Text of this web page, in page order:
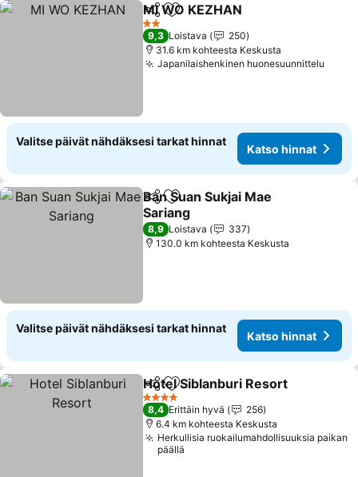
Jaa Lisää suosikkeihin
MI WO KEZHAN
2 Tähtiluokitus
9,3 Loistava
250
31.6 km kohteesta Keskusta
Japanilaishenkinen huonesuunnittelu
Valitse päivät nähdäksesi tarkat hinnat
Katso hinnat
Jaa Lisää suosikkeihin
Ban Suan Sukjai Mae
Sariang
8,9 Loistava
337
130.0 km kohteesta Keskusta
Valitse päivät nähdäksesi tarkat hinnat
Katso hinnat
Jaa Lisää suosikkeihin
Hotel Siblanburi Resort
4 Tähtiluokitus
8,4 Erittäin hyvä
256
6.4 km kohteesta Keskusta
Herkullisia ruokailumahdollisuuksia paikan
päällä